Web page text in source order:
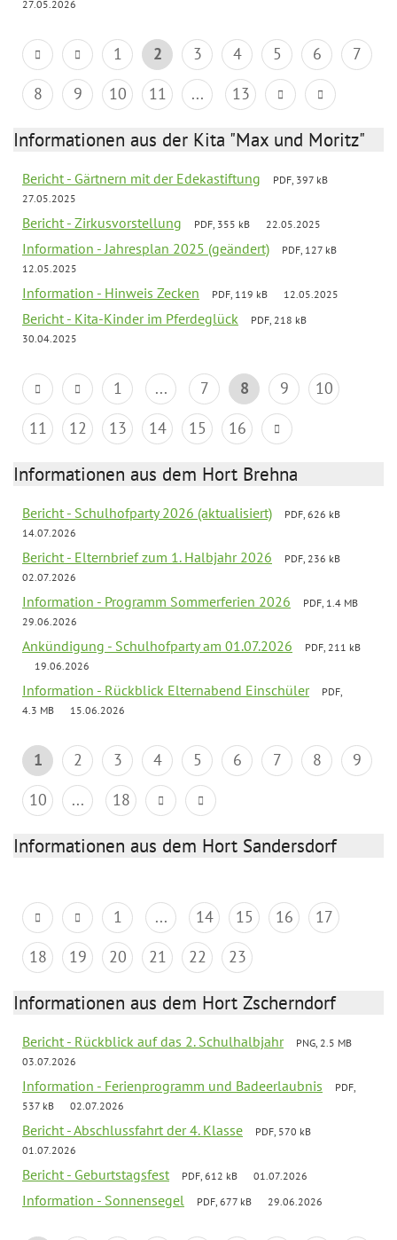
27.05.2026
1 2 3 4 5 6
7
8
9 10 11 ... 13
Informationen aus der Kita "Max und Moritz"
Bericht - Gärtnern mit der Edekastiftung
PDF, 397 kB
27.05.2025
Bericht - Zirkusvorstellung PDF, 355 kB 22.05.2025
Information - Jahresplan 2025 (geändert)
PDF, 127 kB
12.05.2025
Information - Hinweis Zecken PDF, 119 kB 12.05.2025
Bericht - Kita-Kinder im Pferdeglück
PDF, 218 kB
30.04.2025
1 ... 7 8 9
10
11
12 13 14 15 16
Informationen aus dem Hort Brehna
Bericht - Schulhofparty 2026 (aktualisiert)
PDF, 626 kB
14.07.2026
Bericht - Elternbrief zum 1. Halbjahr 2026
PDF, 236 kB
02.07.2026
Information - Programm Sommerferien 2026
PDF, 1.4 MB
29.06.2026
Ankündigung - Schulhofparty am 01.07.2026
PDF, 211 kB
19.06.2026
Information - Rückblick Elternabend Einschüler
PDF,
4.3 MB
15.06.2026
1 2 3 4 5 6 7 8
9
10
... 18
Informationen aus dem Hort Sandersdorf
1 ... 14 15 16
17
18
19 20 21 22 23
Informationen aus dem Hort Zscherndorf
Bericht - Rückblick auf das 2. Schulhalbjahr
PNG, 2.5 MB
03.07.2026
Information - Ferienprogramm und Badeerlaubnis
PDF,
537 kB
02.07.2026
Bericht - Abschlussfahrt der 4. Klasse
PDF, 570 kB
01.07.2026
Bericht - Geburtstagsfest PDF, 612 kB 01.07.2026
Information - Sonnensegel PDF, 677 kB 29.06.2026